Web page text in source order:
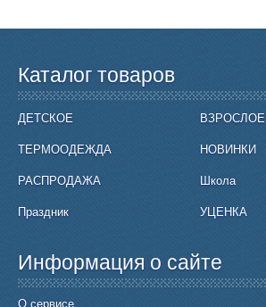
Каталог товаров
ДЕТСКОЕ ВЗРОСЛОЕ
ТЕРМООДЕЖДА НОВИНКИ
РАСПРОДАЖА Школа
Праздник УЦЕНКА
Информация о сайте
О сервисе